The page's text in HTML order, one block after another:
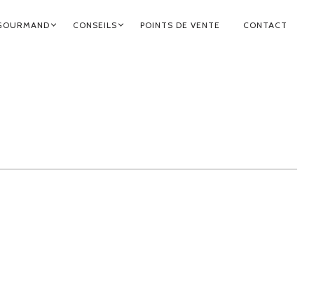
CONSEILS POINTS DE VENTE CONTACT